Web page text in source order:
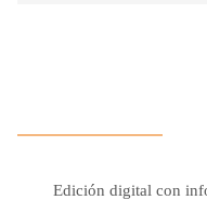
Edición digital con